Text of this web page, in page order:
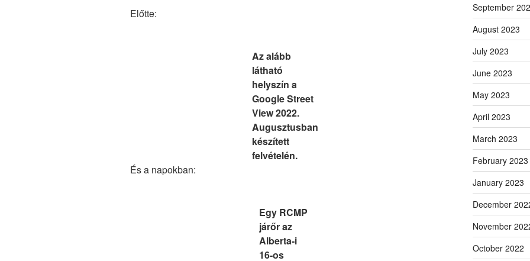
Előtte:
Az alább
látható
helyszín a
Google Street
View 2022.
Augusztusban
készített
felvételén.
És a napokban:
Egy RCMP
járőr az
Alberta-i
16-os
September
August 2023
July 2023
June 2023
May 2023
April 2023
March 2023
February 2023
January 2023
December
November
October 2022